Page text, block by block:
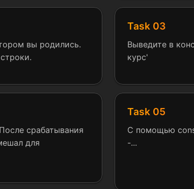
вы родились.
Task 03
Выведите в
курс'
срабатывания
для
Task 05
С помощью
-...